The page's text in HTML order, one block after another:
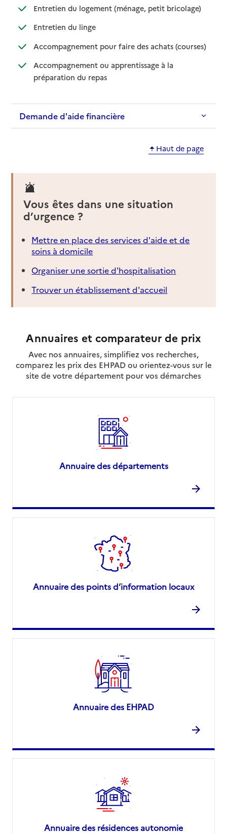
Entretien du logement (ménage, petit bricolage): disponible
: non
Entretien du linge: disponible
: non disponible
Accompagnement pour faire des achats (courses)
:
: non
Accompagnement ou apprentissage à la
préparation du repas: disponible
: non disponible
Demande d'aide financière
Haut de page
Vous êtes dans une situation
d’urgence ?
Mettre en place des services d'aide et de
soins à domicile
Organiser une sortie d'hospitalisation
Trouver un établissement d'accueil
Annuaires et comparateur de prix
Avec nos annuaires, simplifiez vos recherches,
comparez les prix des EHPAD ou orientez-vous sur le
site de votre département pour vos démarches
Annuaire des départements
Annuaire des points d’information locaux
Annuaire des EHPAD
Annuaire des résidences autonomie